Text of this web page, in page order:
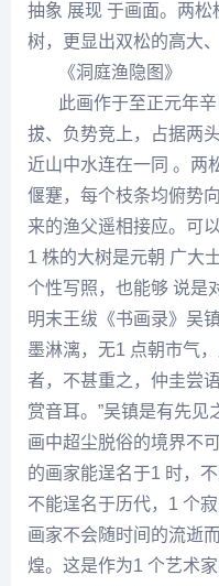
抽象 展现 于画面。两
树，更显出双松的高大、
《洞庭渔隐图》
此画作于至正元年辛
拔、负势竞上，占据两
近山中水连在一同 。两
偃蹇，每个枝条均俯势
来的渔父遥相接应。可
1 株的大树是元朝 广大
个性写照，也能够 说是
明末王绂 《书画录》 吴
墨淋漓，无1 点朝市气
者，不甚重之，仲圭尝
赏音耳。”吴镇是有先见
画中超尘脱俗的境界不
的画家能逞名于1 时，
不能逞名于历代，1 个
画家不会随时间的流逝
煌。这是作为1 个艺术